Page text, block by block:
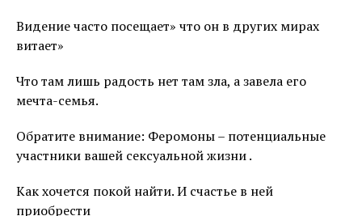
Видение часто посещает» что он в других мирах
витает»
Что там лишь радость нет там зла, а завела его
мечта-семья.
Обратите внимание: Феромоны – потенциальные
участники вашей сексуальной жизни .
Как хочется покой найти. И счастье в ней
приобрести